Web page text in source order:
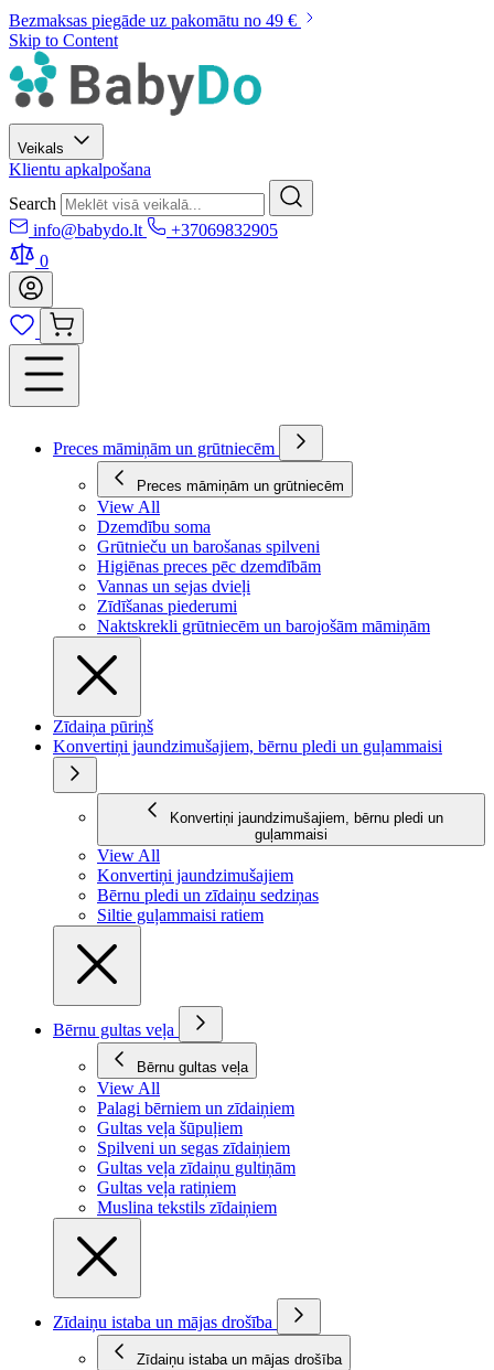
Bezmaksas piegāde uz pakomātu no 49 €
Skip to Content
Veikals
Klientu apkalpošana
Search
info@babydo.lt
+37069832905
0
Preces māmiņām un grūtniecēm
Preces māmiņām un grūtniecēm
View All
Dzemdību soma
Grūtnieču un barošanas spilveni
Higiēnas preces pēc dzemdībām
Vannas un sejas dvieļi
Zīdīšanas piederumi
Naktskrekli grūtniecēm un barojošām māmiņām
Zīdaiņa pūriņš
Konvertiņi jaundzimušajiem, bērnu pledi un guļammaisi
Konvertiņi jaundzimušajiem, bērnu pledi un
guļammaisi
View All
Konvertiņi jaundzimušajiem
Bērnu pledi un zīdaiņu sedziņas
Siltie guļammaisi ratiem
Bērnu gultas veļa
Bērnu gultas veļa
View All
Palagi bērniem un zīdaiņiem
Gultas veļa šūpuļiem
Spilveni un segas zīdaiņiem
Gultas veļa zīdaiņu gultiņām
Gultas veļa ratiņiem
Muslina tekstils zīdaiņiem
Zīdaiņu istaba un mājas drošība
Zīdaiņu istaba un mājas drošība